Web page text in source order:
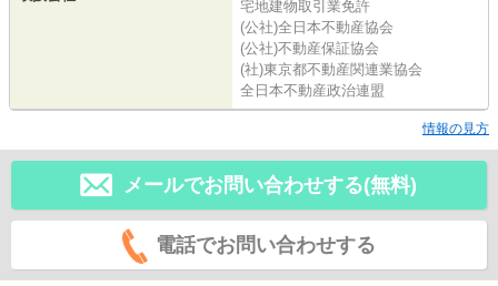
宅地建物取引業免許
(公社)全日本不動産協会
(公社)不動産保証協会
(社)東京都不動産関連業協会
全日本不動産政治連盟
情報の見方
メールでお問い合わせする(無料)
電話でお問い合わせする